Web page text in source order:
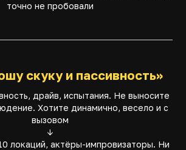
точно не пробовали
скуку и пассивность»
драйв, испытания. Не выносите
Хотите динамично, весело и с
вызовом
↓
локаций, актёры-импровизаторы. Ни